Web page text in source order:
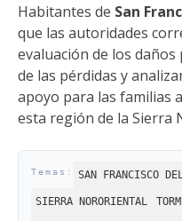
Habitantes de San
que las autoridades
evaluación de los
de las pérdidas y
apoyo para las familias
esta región de la Sierra
SAN FRANCISCO
SIERRA NORORIENTAL